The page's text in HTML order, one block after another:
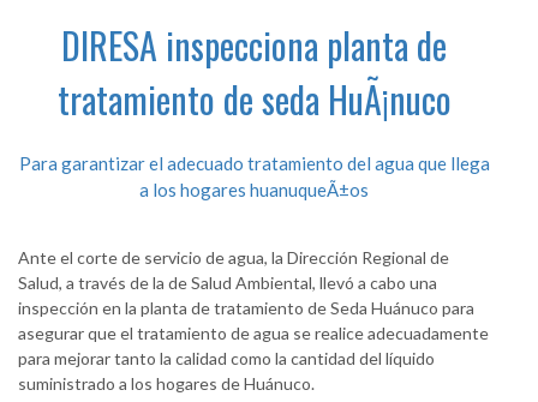
DIRESA inspecciona planta de
tratamiento de seda HuÃ¡nuco
Para garantizar el adecuado tratamiento del agua que llega
a los hogares huanuqueÃ±os
Ante el corte de servicio de agua, la Dirección Regional de
Salud, a través de la de Salud Ambiental, llevó a cabo una
inspección en la planta de tratamiento de Seda Huánuco para
asegurar que el tratamiento de agua se realice adecuadamente
para mejorar tanto la calidad como la cantidad del líquido
suministrado a los hogares de Huánuco.